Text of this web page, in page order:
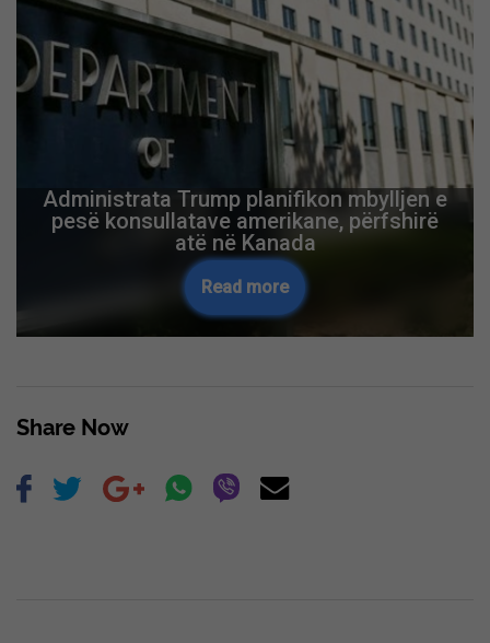
Administrata Trump planifikon mbylljen e
pesë konsullatave amerikane, përfshirë
atë në Kanada
Read more
Share Now